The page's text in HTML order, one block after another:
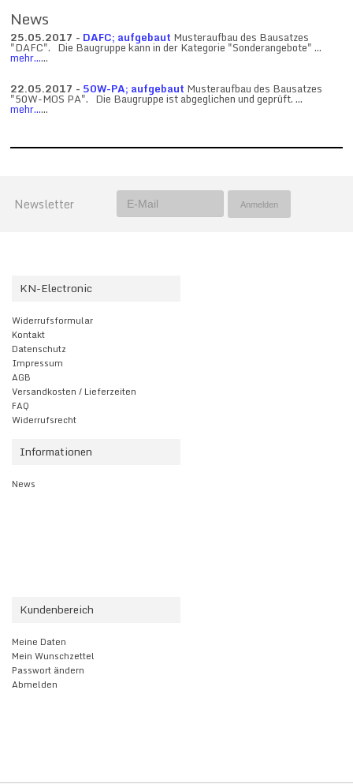
News
25.05.2017 - DAFC; aufgebaut Musteraufbau des Bausatzes
"DAFC". Die Baugruppe kann in der Kategorie "Sonderangebote" ...
mehr......
22.05.2017 - 50W-PA; aufgebaut Musteraufbau des Bausatzes
"50W-MOS PA". Die Baugruppe ist abgeglichen und geprüft. ...
mehr......
Newsletter
KN-Electronic
Widerrufsformular
Kontakt
Datenschutz
Impressum
AGB
Versandkosten / Lieferzeiten
FAQ
Widerrufsrecht
Informationen
News
Kundenbereich
Meine Daten
Mein Wunschzettel
Passwort ändern
Abmelden